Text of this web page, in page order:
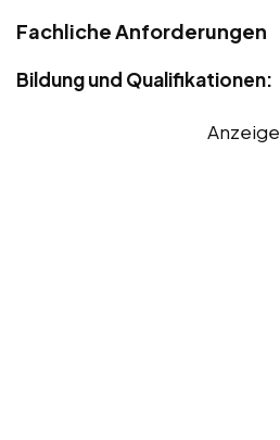
Fachliche Anforderungen
Bildung und Qualifikationen:
Anzeige